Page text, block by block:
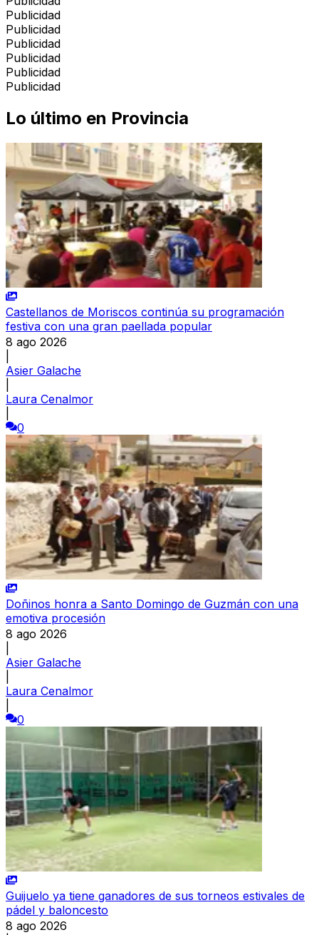
Publicidad
Publicidad
Publicidad
Publicidad
Publicidad
Publicidad
Lo último en Provincia
Castellanos de Moriscos continúa su programación
festiva con una gran paellada popular
8 ago 2026
Asier Galache
Laura Cenalmor
0
Doñinos honra a Santo Domingo de Guzmán con una
emotiva procesión
8 ago 2026
Asier Galache
Laura Cenalmor
0
Guijuelo ya tiene ganadores de sus torneos estivales de
pádel y baloncesto
8 ago 2026